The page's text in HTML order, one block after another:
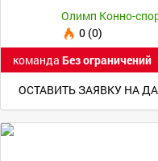
Олимп Конно-
0 (0)
команда Без ограничений
ОСТАВИТЬ ЗАЯВКУ НА